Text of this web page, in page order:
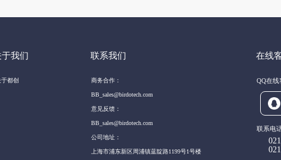
于我们 联系我们 在线
于都创 商务合作：
BB_sales@birdotech.com
意见反馈：
BB_sales@birdotech.com
公司地址：
上海市浦东新区周浦镇蓝靛路1199号1号楼
QQ在线
联系电